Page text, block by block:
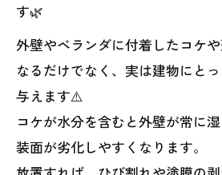
す🌿
外壁やベランダに付着したコケ
なるだけでなく、実は建物にと
与えます⚠️
コケが水分を含むと外壁が常に
装面が劣化しやすくなります。